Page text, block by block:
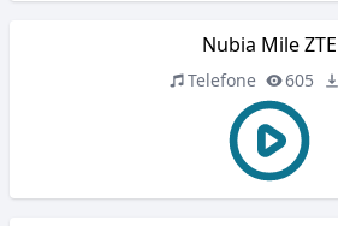
Nubia Mile ZTE
Telefone 605